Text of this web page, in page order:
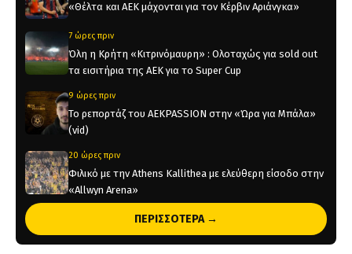
«Θέλτα και ΑΕΚ μάχονται για τον Κέρβιν Αριάνγκα»
7 ώρες πριν
Όλη η Κρήτη «Κιτρινόμαυρη» : Ολοταχώς για sold out
τα εισιτήρια της ΑΕΚ για το Super Cup
9 ώρες πριν
Το ρεπορτάζ του AEKPASSION στην «Ώρα για Μπάλα»
(vid)
20 ώρες πριν
Φιλικό με την Athens Kallithea με ελεύθερη είσοδο στην
«Allwyn Arena»
«Εξαφανίζονται» τα εισιτήρια του Super Cup!
ΠΕΡΙΣΣΟΤΕΡΑ →